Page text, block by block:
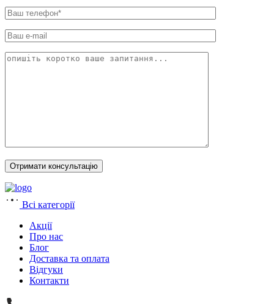
Всі категорії
Акції
Про нас
Блог
Доставка та оплата
Відгуки
Контакти